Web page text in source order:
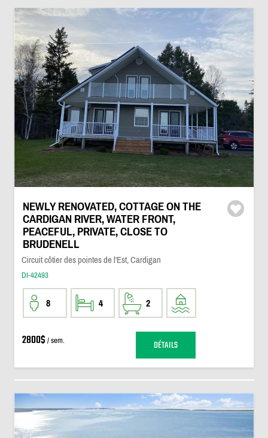
NEWLY RENOVATED, COTTAGE ON THE
CARDIGAN RIVER, WATER FRONT,
PEACEFUL, PRIVATE, CLOSE TO
BRUDENELL
Circuit côtier des pointes de l'Est, Cardigan
DI-42493
8 4 2
2800$ / sem. DÉTAILS